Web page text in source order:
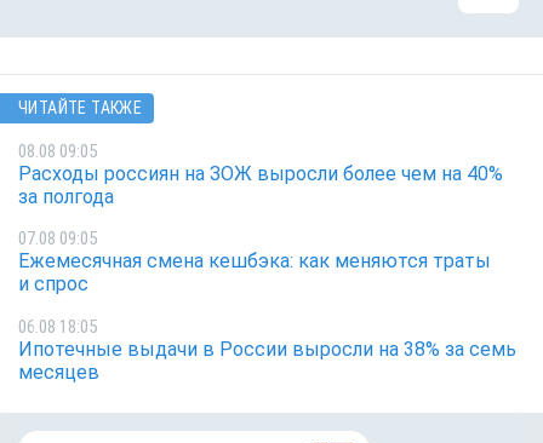
ЧИТАЙТЕ ТАКЖЕ
08.08 09:05
Расходы россиян на ЗОЖ выросли более чем на 40%
за полгода
07.08 09:05
Ежемесячная смена кешбэка: как меняются траты
и спрос
06.08 18:05
Ипотечные выдачи в России выросли на 38% за семь
месяцев